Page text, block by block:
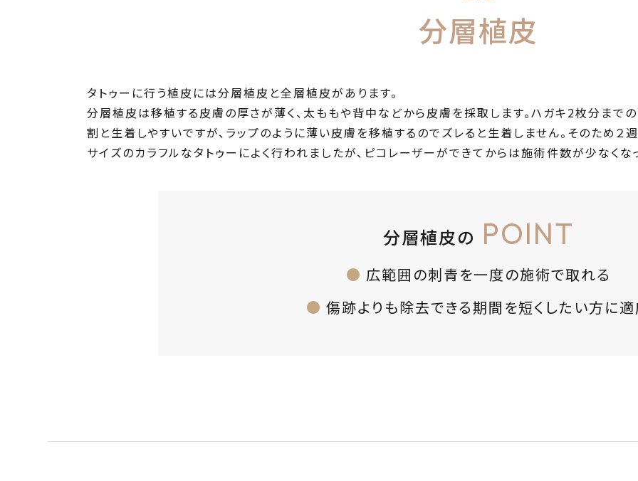
分層植皮
タトゥーに行う植皮には分層植皮と全層植皮があります。
分層植皮は移植する皮膚の厚さが薄く、太ももや背中などから皮膚を採取します。ハガキ2枚分までの
割と生着しやすいですが、ラップのように薄い皮膚を移植するのでズレると生着しません。そのため
サイズのカラフルなタトゥーによく行われましたが、ピコレーザーができてからは施術件数が少なくな
分層植皮の POINT
広範囲の刺青を一度の施術で取れる
傷跡よりも除去できる期間を短くしたい方に